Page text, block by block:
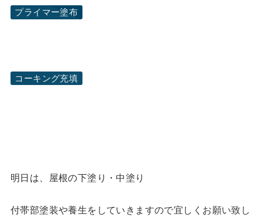
プライマー塗布
コーキング充填
明日は、屋根の下塗り・中塗り
付帯部塗装や養生をしていきますので宜しくお願い致し